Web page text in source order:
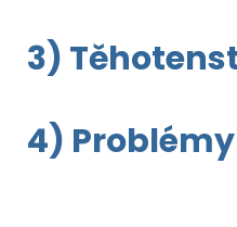
3)
4)